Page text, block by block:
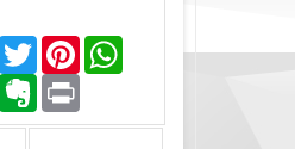
Facebook
TwitterPinterest
deliciousEvernote